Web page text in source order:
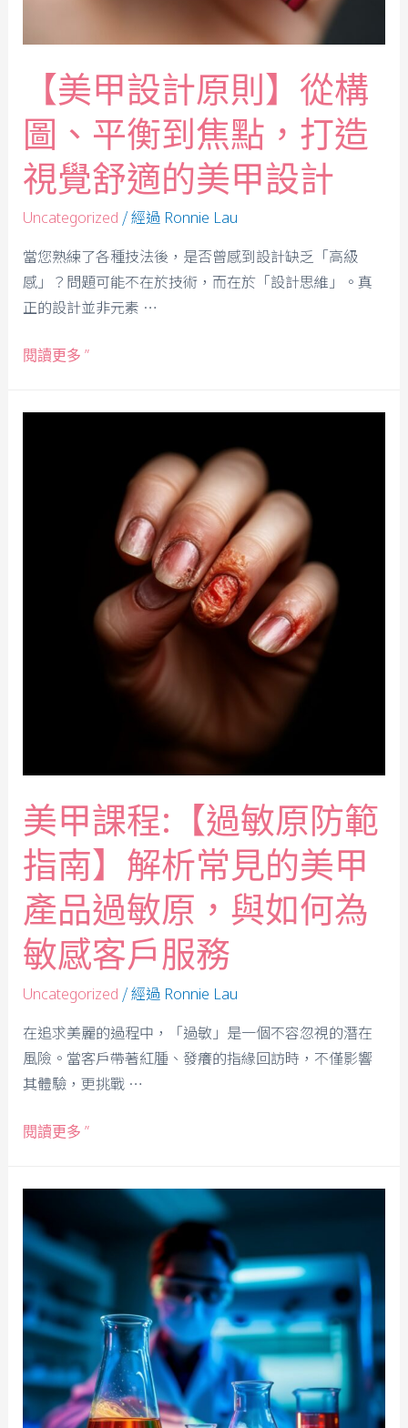
【美甲設計原則】從構
圖、平衡到焦點，打造
視覺舒適的美甲設計
Uncategorized / 經過 Ronnie Lau
當您熟練了各種技法後，是否曾感到設計缺乏「高級
感」？問題可能不在於技術，而在於「設計思維」。真
正的設計並非元素 …
閱讀更多 ”
美甲課程:【過敏原防範
指南】解析常見的美甲
產品過敏原，與如何為
敏感客戶服務
Uncategorized / 經過 Ronnie Lau
在追求美麗的過程中，「過敏」是一個不容忽視的潛在
風險。當客戶帶著紅腫、發癢的指緣回訪時，不僅影響
其體驗，更挑戰 …
閱讀更多 ”